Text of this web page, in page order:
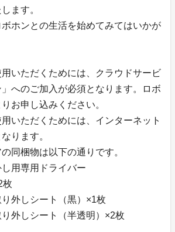
ます。
ホンとの生活を始めてみてはいかが
いただくためには、クラウドサービ
へのご加入が必須となります。ロボ
お申し込みください。
いただくためには、インターネット
ります。
同梱物は以下の通りです。
用専用ドライバー
枚
外しシート（黒）×1枚
外しシート（半透明）×2枚